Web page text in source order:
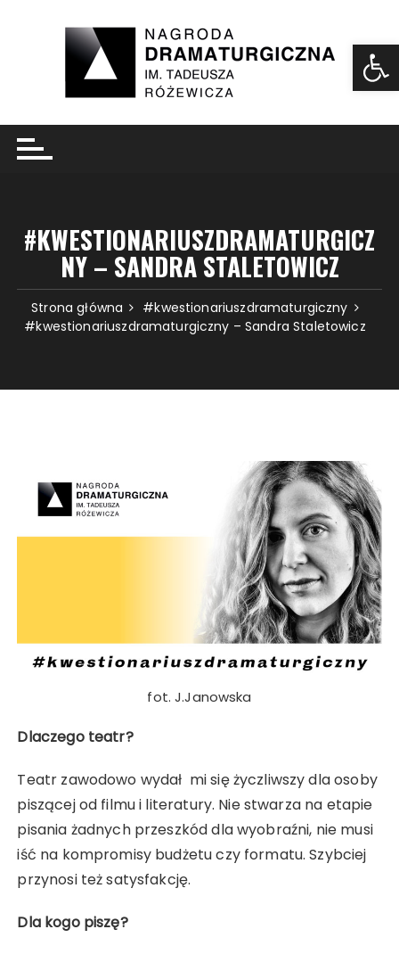
#KWESTIONARIUSZDRAMATURGICZ
NY – SANDRA STALETOWICZ
Strona główna
#kwestionariuszdramaturgiczny
#kwestionariuszdramaturgiczny – Sandra Staletowicz
fot. J.Janowska
Dlaczego teatr?
Teatr zawodowo wydał mi się życzliwszy dla osoby
piszącej od filmu i literatury. Nie stwarza na etapie
pisania żadnych przeszkód dla wyobraźni, nie musi
iść na kompromisy budżetu czy formatu. Szybciej
przynosi też satysfakcję.
Dla kogo piszę?